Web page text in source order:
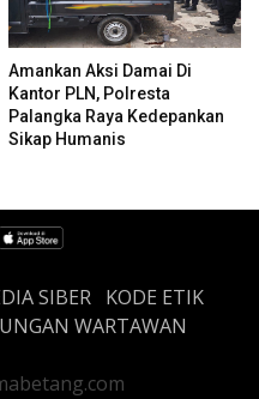
Amankan Aksi Damai Di
Kantor PLN, Polresta
Palangka Raya Kedepankan
Sikap Humanis
SIBER
KODE ETIK
WARTAWAN